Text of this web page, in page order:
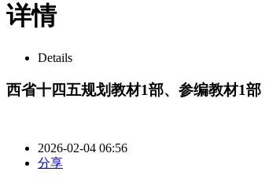
详情
Details
西省十四五规划教材1部、参编教材1部
2026-02-04 06:56
分享